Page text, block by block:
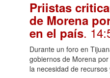
Priistas
de Morena
en el país.
Durante un foro en
gobiernos de Morena
la necesidad de